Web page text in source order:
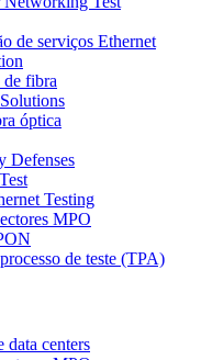
de serviços Ethernet
fibra
óptica
Defenses
Testing
MPO
de teste (TPA)
data centers